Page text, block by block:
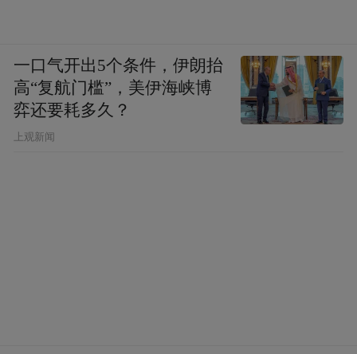
一口气开出5个条件，伊朗抬
高“复航门槛”，美伊海峡博
弈还要耗多久？
上观新闻